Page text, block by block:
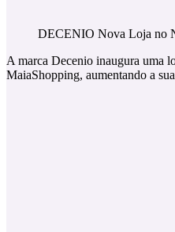
DECENIO Nova Loja no
A marca Decenio inaugura uma
MaiaShopping, aumentando a